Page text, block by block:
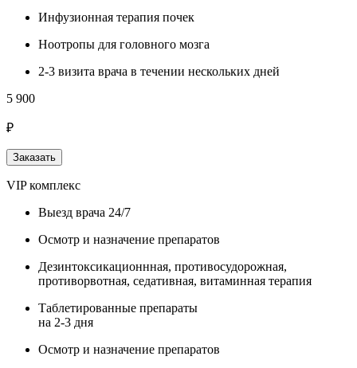
Инфузионная терапия почек
Ноотропы для головного мозга
2-3 визита врача в течении нескольких дней
5 900
₽
Заказать
VIP комплекс
Выезд врача 24/7
Осмотр и назначение препаратов
Дезинтоксикационнная, противосудорожная,
противорвотная, седативная, витаминная терапия
Таблетированные препараты
на 2-3 дня
Осмотр и назначение препаратов